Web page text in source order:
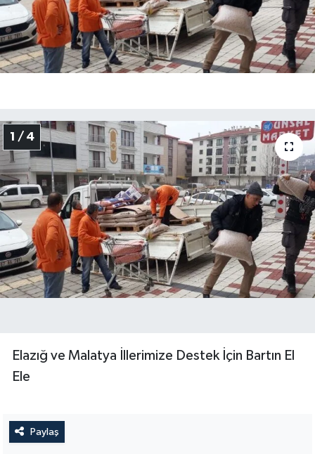
1 / 4
Elazığ ve Malatya İllerimize Destek İçin Bartın El
Ele
Paylaş
Sağlık
Sinema
Spor
Tarım
Turizm
Yaşam
Yerel Yönetimler
YEREL